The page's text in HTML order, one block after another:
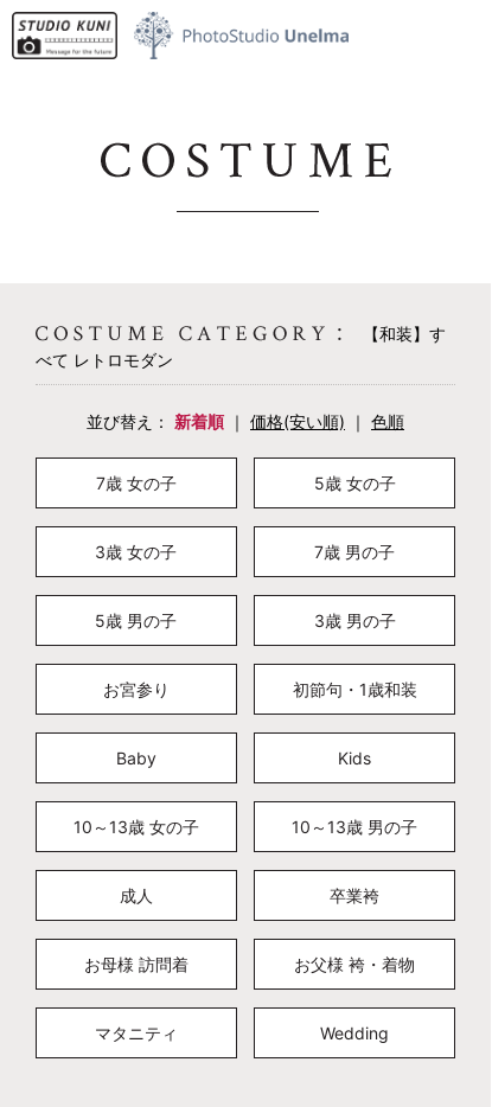
オ・クニ】にお任せください。
【和装】す
べて レトロモダン
並び替え： 新着順 ｜ 価格(安い順) ｜ 色順
7歳 女の子 5歳 女の子
3歳 女の子 7歳 男の子
5歳 男の子 3歳 男の子
お宮参り 初節句・1歳和装
Baby Kids
10～13歳 女の子 10～13歳 男の子
成人 卒業袴
お母様 訪問着 お父様 袴・着物
マタニティ Wedding